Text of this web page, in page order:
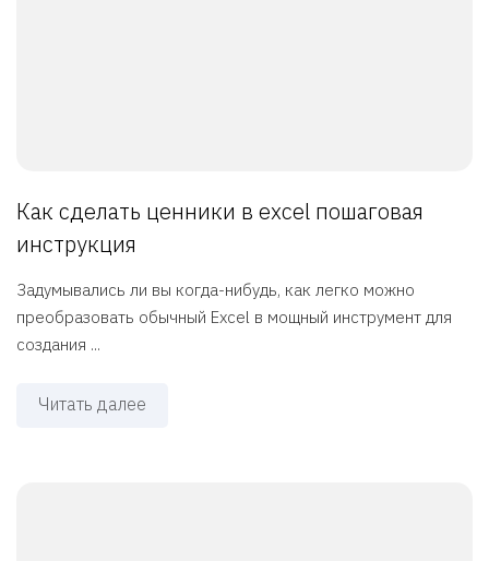
Как сделать ценники в excel пошаговая
инструкция
Задумывались ли вы когда-нибудь, как легко можно
преобразовать обычный Excel в мощный инструмент для
создания ...
Читать далее